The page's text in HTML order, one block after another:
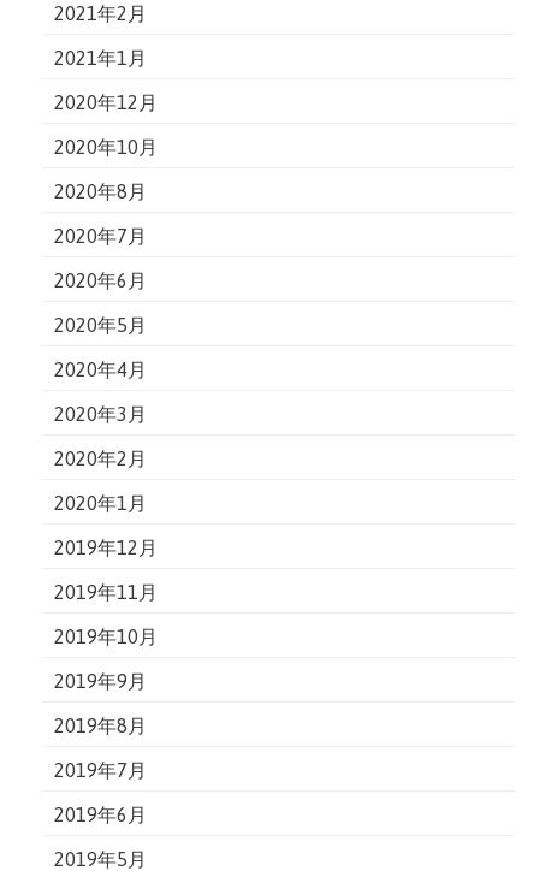
2021年2月
2021年1月
2020年12月
2020年10月
2020年8月
2020年7月
2020年6月
2020年5月
2020年4月
2020年3月
2020年2月
2020年1月
2019年12月
2019年11月
2019年10月
2019年9月
2019年8月
2019年7月
2019年6月
2019年5月